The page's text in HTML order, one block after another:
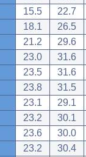
15.5
22.7
18.1
26.5
21.2
29.6
23.0
31.6
23.5
31.6
23.8
31.5
23.1
29.1
23.2
30.1
23.6
30.0
23.2
30.4